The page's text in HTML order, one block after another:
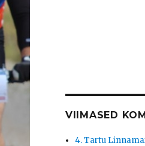
VIIMASED
4. Tartu